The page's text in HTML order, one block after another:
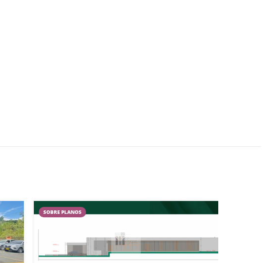
SOBRE PLANOS